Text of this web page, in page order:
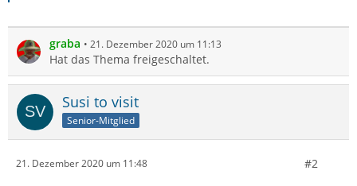
graba 21. Dezember 2020 um 11:13
Hat das Thema freigeschaltet.
Susi to visit
Senior-Mitglied
21. Dezember 2020 um 11:48 #2